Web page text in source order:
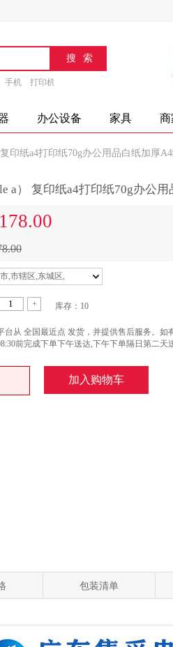
手机 打印机 办
办公设备 家具 商
印纸a4打印纸70g办公用品白纸加厚
a） 复印纸a4打印纸70g办公
178.00
,市辖区,东城区,
+ 库存： 10
台从 全国最近点 发货，并提供售后服务。如
前完成下单下午送达,下午下单隔日第二天
加入购物车
包装清单